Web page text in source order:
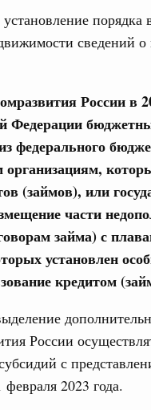
сведений
России в
Федерации
федерального
(займов), или
части
займа) с
установлен
кредитом
России
с
2023 года.